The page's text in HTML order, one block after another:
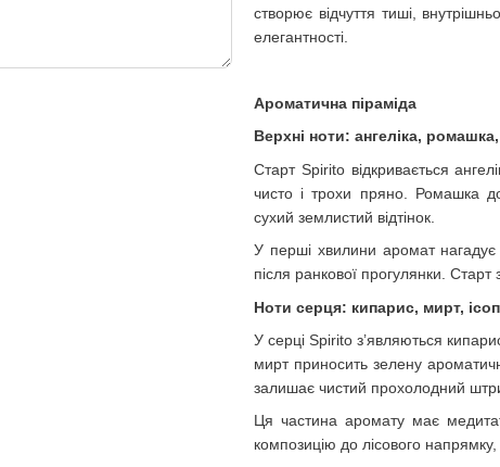
створює відчуття тиші,
елегантності.
Ароматична піраміда
Верхні ноти: ангеліка,
Старт Spirito відкривається
чисто і трохи пряно. Ромашка
сухий землистий відтінок.
У перші хвилини аромат нагадує
після ранкової прогулянки. Старт
Ноти серця: кипарис, мирт,
У серці Spirito з’являються
мирт приносить зелену
залишає чистий прохолодний
Ця частина аромату має
композицію до лісового